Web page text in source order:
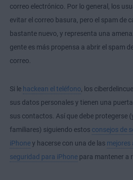
correo electrónico. Por lo general, los
evitar el correo basura, pero el spam de
bastante nuevo, y representa una
gente es más propensa a abrir el spam
correo.
Si le hackean el teléfono, los
sus datos personales y tienen una
sus contactos. Así que debe protegerse
familiares) siguiendo estos consejos de
iPhoney hacerse con una de las mejores
seguridad para iPhone para mantener a